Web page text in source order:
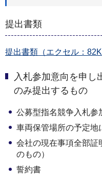
提出書類
提出書類（エクセル：
入札参加意向を申し
のみ提出するもの
公募型指名競争入札参
車両保管場所の予定地
会社の現在事項全部証
のもの）
誓約書